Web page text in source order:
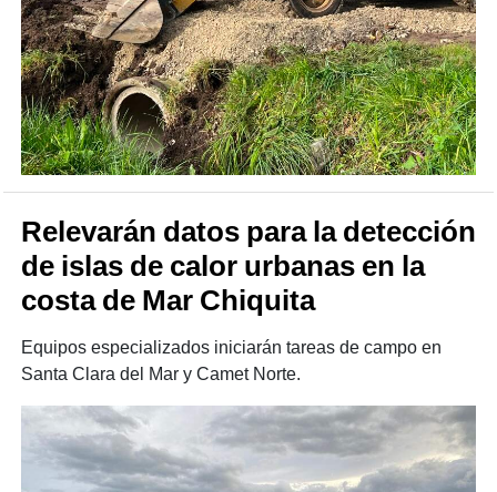
Relevarán datos para la detección
de islas de calor urbanas en la
costa de Mar Chiquita
Equipos especializados iniciarán tareas de campo en
Santa Clara del Mar y Camet Norte.